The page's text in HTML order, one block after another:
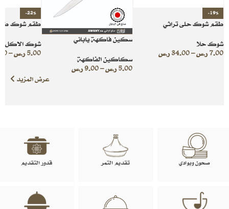
-19%
طقم شوك حلى تراثي
شوك حلا
7.00ر.س–
34.00ر.س
سكين فاكهة ياباني
سكاكين الفاكهة
5.00 ر.س–
9.00ر.س
-22%
طقم شوك
شوك الاكل
5.00ر.س–
عرض المزيد
صحون وبوادي تقديم التمر قدور التقديم